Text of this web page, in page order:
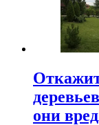
они